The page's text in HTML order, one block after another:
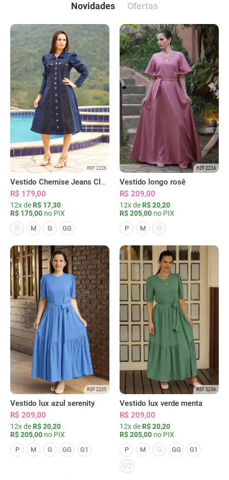
Novidades Ofertas
REF 2226
Vestido Chemise Jeans Clássica Serena
R$ 179,00
12x de R$ 17,30
R$ 175,00 no PIX
P
M G GG
REF 2224
Vestido longo rosê
R$ 209,00
12x de R$ 20,20
R$ 205,00 no PIX
P M G
REF 2235
Vestido lux azul serenity
R$ 209,00
12x de R$ 20,20
R$ 205,00 no PIX
P M G GG G1
REF 2236
Vestido lux verde menta
R$ 209,00
12x de R$ 20,20
R$ 205,00 no PIX
P M G GG G1
G2